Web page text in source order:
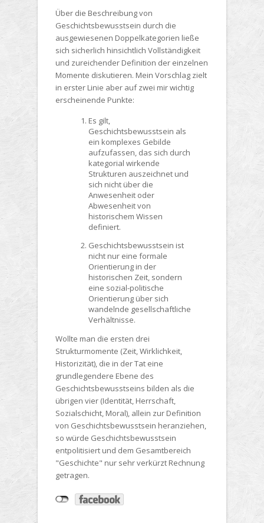
Über die Beschreibung von
Geschichtsbewusstsein durch die
ausgewiesenen Doppelkategorien ließe
sich sicherlich hinsichtlich Vollständigkeit
und zureichender Definition der einzelnen
Momente diskutieren. Mein Vorschlag zielt
in erster Linie aber auf zwei mir wichtig
erscheinende Punkte:
Es gilt,
Geschichtsbewusstsein als
ein komplexes Gebilde
aufzufassen, das sich durch
kategorial wirkende
Strukturen auszeichnet und
sich nicht über die
Anwesenheit oder
Abwesenheit von
historischem Wissen
definiert.
Geschichtsbewusstsein ist
nicht nur eine formale
Orientierung in der
historischen Zeit, sondern
eine sozial-politische
Orientierung über sich
wandelnde gesellschaftliche
Verhältnisse.
Wollte man die ersten drei
Strukturmomente (Zeit, Wirklichkeit,
Historizität), die in der Tat eine
grundlegendere Ebene des
Geschichtsbewusstseins bilden als die
übrigen vier (Identität, Herrschaft,
Sozialschicht, Moral), allein zur Definition
von Geschichtsbewusstsein heranziehen,
so würde Geschichtsbewusstsein
entpolitisiert und dem Gesamtbereich
"Geschichte" nur sehr verkürzt Rechnung
getragen.